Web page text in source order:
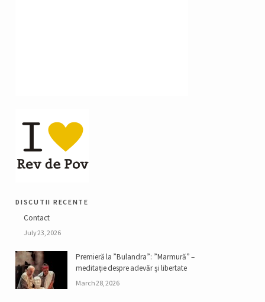
discutii recente
Contact
July 23, 2026
Premieră la ”Bulandra”: ”Marmură” –
meditație despre adevăr și libertate
March 28, 2026